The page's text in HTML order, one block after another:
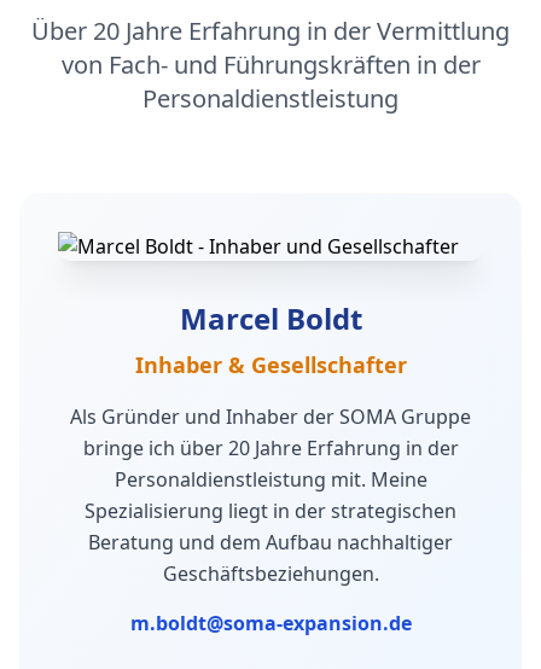
Über 20 Jahre Erfahrung in der Vermittlung
von Fach- und Führungskräften in der
Personaldienstleistung
Marcel Boldt
Inhaber & Gesellschafter
Als Gründer und Inhaber der SOMA Gruppe
bringe ich über 20 Jahre Erfahrung in der
Personaldienstleistung mit. Meine
Spezialisierung liegt in der strategischen
Beratung und dem Aufbau nachhaltiger
Geschäftsbeziehungen.
m.boldt@soma-expansion.de